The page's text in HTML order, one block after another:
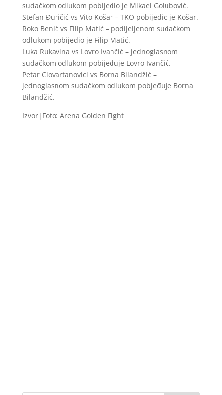
sudačkom odlukom pobijedio je Mikael Golubović.
Stefan Đuričić vs Vito Košar – TKO pobijedio je Košar.
Roko Benić vs Filip Matić – podijeljenom sudačkom
odlukom pobijedio je Filip Matić.
Luka Rukavina vs Lovro Ivančić – jednoglasnom
sudačkom odlukom pobijeđuje Lovro Ivančić.
Petar Ciovartanovici vs Borna Bilandžić –
jednoglasnom sudačkom odlukom pobjeđuje Borna
Bilandžić.
Izvor|Foto: Arena Golden Fight